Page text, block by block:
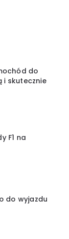
do
i skutecznie
F1 na
do wyjazdu